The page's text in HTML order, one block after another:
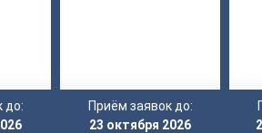
до:
Приём заявок до:
23 октября 2026